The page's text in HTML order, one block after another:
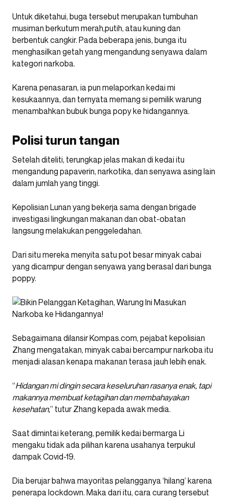
Untuk diketahui, buga tersebut merupakan tumbuhan
musiman berkutum merah,putih, atau kuning dan
berbentuk cangkir. Pada beberapa jenis, bunga itu
menghasilkan getah yang mengandung senyawa dalam
kategori narkoba.
Karena penasaran, ia pun melaporkan kedai mi
kesukaannya, dan ternyata memang si pemilik warung
menambahkan bubuk bunga popy ke hidangannya.
Polisi turun tangan
Setelah diteliti, terungkap jelas makan di kedai itu
mengandung papaverin, narkotika, dan senyawa asing lain
dalam jumlah yang tinggi.
Kepolisian Lunan yang bekerja sama dengan brigade
investigasi lingkungan makanan dan obat-obatan
langsung melakukan penggeledahan.
Dari situ mereka menyita satu pot besar minyak cabai
yang dicampur dengan senyawa yang berasal dari bunga
poppy.
Sebagaimana dilansir Kompas.com, pejabat kepolisian
Zhang mengatakan, minyak cabai bercampur narkoba itu
menjadi alasan kenapa makanan terasa jauh lebih enak.
“Hidangan mi dingin secara keseluruhan rasanya enak, tapi
makannya membuat ketagihan dan membahayakan
kesehatan,” tutur Zhang kepada awak media.
Saat dimintai keterang, pemilik kedai bermarga Li
mengaku tidak ada pilihan karena usahanya terpukul
dampak Covid-19.
Dia berujar bahwa mayoritas pelangganya ‘hilang’ karena
penerapa lockdown. Maka dari itu, cara curang tersebut